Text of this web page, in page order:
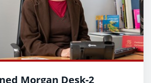
Morgan Desk-2